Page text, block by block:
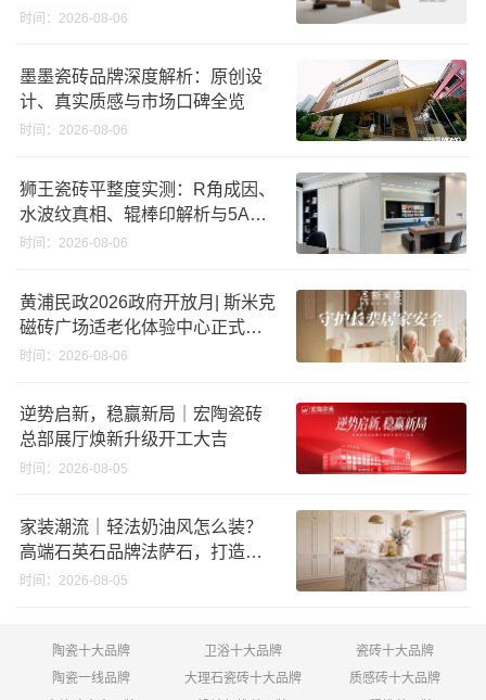
时间：2026-08-06
墨墨瓷砖品牌深度解析：原创设
计、真实质感与市场口碑全览
时间：2026-08-06
狮王瓷砖平整度实测：R角成因、
水波纹真相、辊棒印解析与5A标
准选购指南
时间：2026-08-06
黄浦民政2026政府开放月| 斯米克
磁砖广场适老化体验中心正式亮
相
时间：2026-08-06
逆势启新，稳赢新局｜宏陶瓷砖
总部展厅焕新升级开工大吉
时间：2026-08-05
家装潮流｜轻法奶油风怎么装？
高端石英石品牌法萨石，打造质
感橱柜台面
时间：2026-08-05
陶瓷十大品牌 卫浴十大品牌
瓷砖十大品牌
陶瓷一线品牌
大理石瓷砖十大品牌
质感砖十大品牌